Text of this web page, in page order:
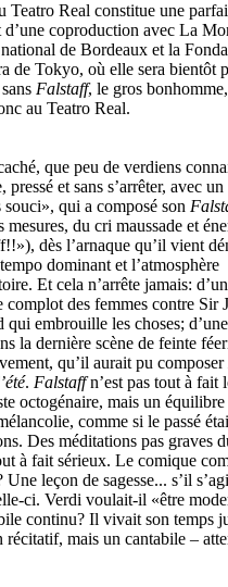
Teatro Real constitue une
d’une coproduction avec La
de Bordeaux et la
de Tokyo, où elle sera bientôt
Falstaff, le gros
au Teatro Real.
que peu de verdiens
pressé et sans s’arrêter, avec
souci», qui a composé son
mesures, du cri maussade et
dès l’arnaque qu’il vient
dominant et l’atmosphère
Et cela n’arrête jamais:
complot des femmes contre Sir
qui embrouille les choses;
la dernière scène de feinte
qu’il aurait pu composer
. Falstaffn’est pas tout à fait
octogénaire, mais un
comme si le passé
Des méditations pas graves
à fait sérieux. Le comique
leçon de sagesse... s’il
ci. Verdi voulait-il «être
continu? Il vivait son temps
récitatif, mais un cantabile –